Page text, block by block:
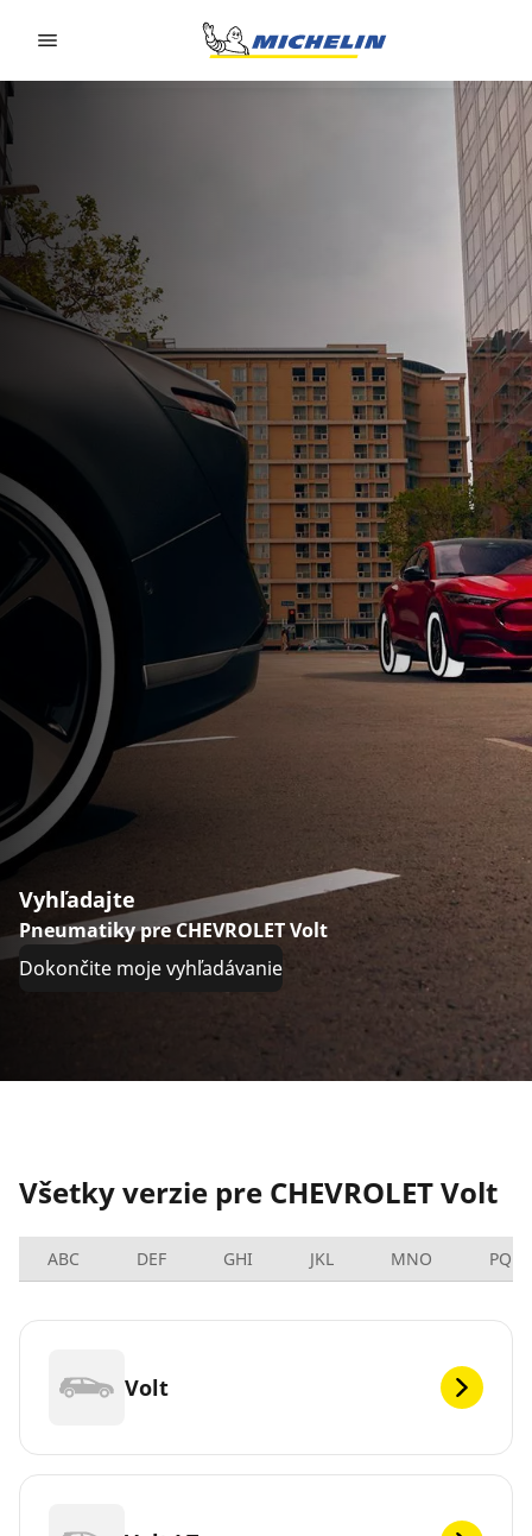
Vyhľadajte
Pneumatiky pre CHEVROLET Volt
Dokončite moje vyhľadávanie
Všetky verzie pre CHEVROLET Volt
ABC DEF GHI JKL MNO PQRS
Volt